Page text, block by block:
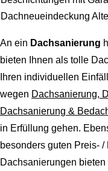
Dachneueindeckung
An ein Dachsanierung
bieten Ihnen als tolle
Ihren individuellen
wegen Dachsanierung,
Dachsanierung &
in Erfüllung gehen.
besonders guten Preis-
Dachsanierungen